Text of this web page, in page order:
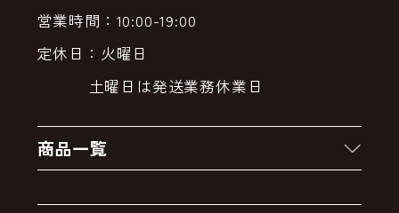
営業時間：10:00-19:00
定休日：火曜日
土曜日は発送業務休業日
商品一覧